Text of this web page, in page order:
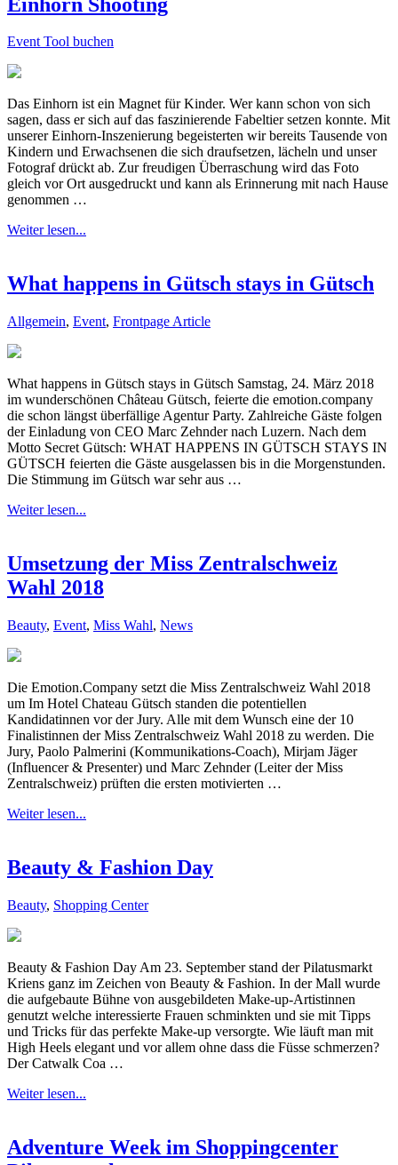
Event Tool buchen
Das Einhorn ist ein Magnet für Kinder. Wer kann schon von sich
sagen, dass er sich auf das faszinierende Fabeltier setzen konnte. Mit
unserer Einhorn-Inszenierung begeisterten wir bereits Tausende von
Kindern und Erwachsenen die sich draufsetzen, lächeln und unser
Fotograf drückt ab. Zur freudigen Überraschung wird das Foto
gleich vor Ort ausgedruckt und kann als Erinnerung mit nach Hause
genommen …
Weiter lesen...
What happens in Gütsch stays in Gütsch
Allgemein, Event, Frontpage Article
What happens in Gütsch stays in Gütsch Samstag, 24. März 2018
im wunderschönen Château Gütsch, feierte die emotion.company
die schon längst überfällige Agentur Party. Zahlreiche Gäste folgen
der Einladung von CEO Marc Zehnder nach Luzern. Nach dem
Motto Secret Gütsch: WHAT HAPPENS IN GÜTSCH STAYS IN
GÜTSCH feierten die Gäste ausgelassen bis in die Morgenstunden.
Die Stimmung im Gütsch war sehr aus …
Weiter lesen...
Umsetzung der Miss Zentralschweiz
Wahl 2018
Beauty, Event, Miss Wahl, News
Die Emotion.Company setzt die Miss Zentralschweiz Wahl 2018
um Im Hotel Chateau Gütsch standen die potentiellen
Kandidatinnen vor der Jury. Alle mit dem Wunsch eine der 10
Finalistinnen der Miss Zentralschweiz Wahl 2018 zu werden. Die
Jury, Paolo Palmerini (Kommunikations-Coach), Mirjam Jäger
(Influencer & Presenter) und Marc Zehnder (Leiter der Miss
Zentralschweiz) prüften die ersten motivierten …
Weiter lesen...
Beauty & Fashion Day
Beauty, Shopping Center
Beauty & Fashion Day Am 23. September stand der Pilatusmarkt
Kriens ganz im Zeichen von Beauty & Fashion. In der Mall wurde
die aufgebaute Bühne von ausgebildeten Make-up-Artistinnen
genutzt welche interessierte Frauen schminkten und sie mit Tipps
und Tricks für das perfekte Make-up versorgte. Wie läuft man mit
High Heels elegant und vor allem ohne dass die Füsse schmerzen?
Der Catwalk Coa …
Weiter lesen...
Adventure Week im Shoppingcenter